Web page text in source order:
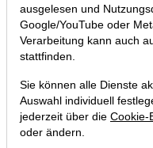
27.07.2021 um 07:45 Uhr |
ausgelesen und
Google/YouTube oder
Verarbeitung kann auch
stattfinden.
Sie können alle Dienste
Auswahl individuell
jederzeit über die Cookie-
oder ändern.